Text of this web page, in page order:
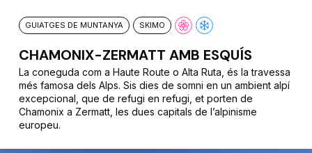
GUIATGES DE MUNTANYA SKIMO
CHAMONIX-ZERMATT AMB ESQUÍS
La coneguda com a Haute Route o Alta Ruta, és la travessa
més famosa dels Alps. Sis dies de somni en un ambient alpí
excepcional, que de refugi en refugi, et porten de
Chamonix a Zermatt, les dues capitals de l’alpinisme
europeu.